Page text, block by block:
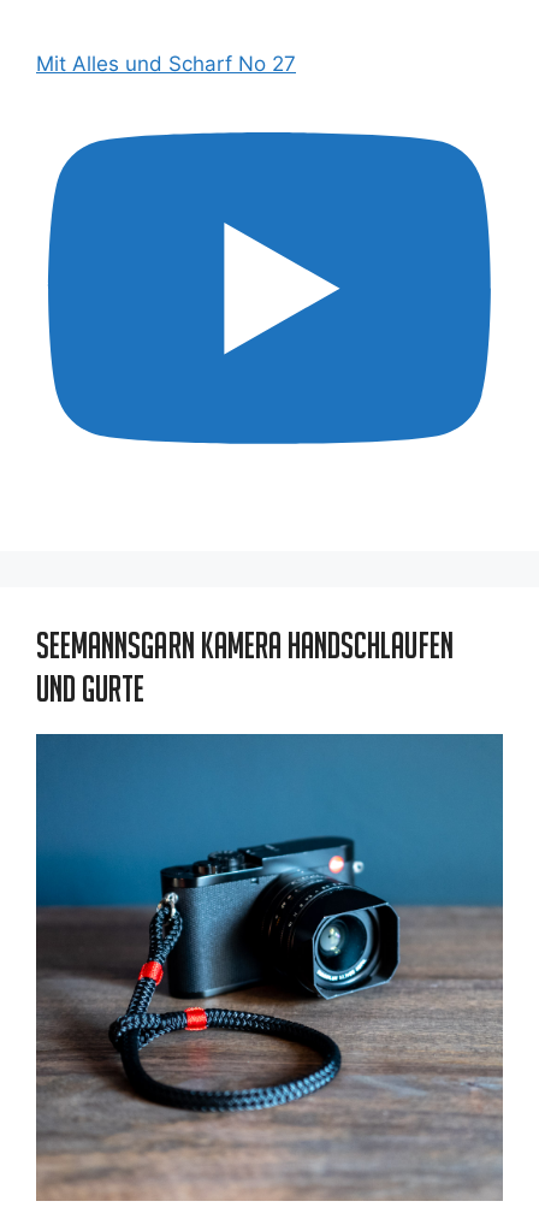
Mit Alles und Scharf No 27
Seemannsgarn Kamera Handschlaufen
und Gurte